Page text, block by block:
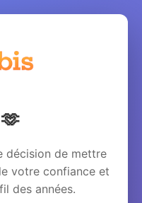
décision de mettre
votre confiance et
des années.